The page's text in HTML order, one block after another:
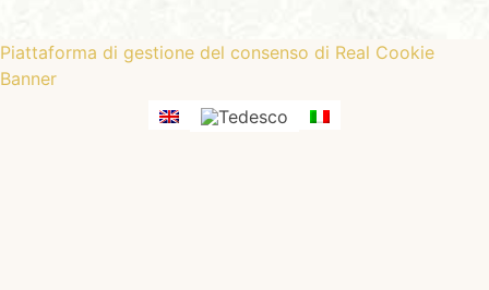
Piattaforma di gestione del consenso di Real Cookie
Banner